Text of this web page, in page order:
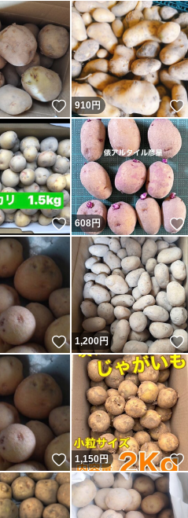
いいね！
910円
いいね！
608円
いいね！
1,200円
いいね！
1,150円